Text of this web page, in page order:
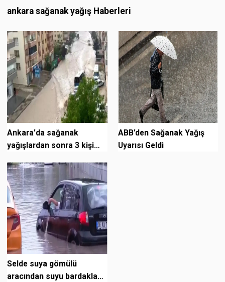
ankara sağanak yağış Haberleri
Ankara'da sağanak
yağışlardan sonra 3 kişi
kayboldu
ABB’den Sağanak Yağış
Uyarısı Geldi
Selde suya gömülü
aracından suyu bardakla